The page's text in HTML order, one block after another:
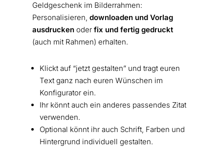
Geldgeschenk im Bilderrahmen:
Personalisieren, downloaden und Vorlag
ausdruckenoder fix und fertig gedruckt
(auch mit Rahmen) erhalten.
Klickt auf “jetzt gestalten” und tragt euren
Text ganz nach euren Wünschen im
Konfigurator ein.
Ihr könnt auch ein anderes passendes Zitat
verwenden.
Optional könnt ihr auch Schrift, Farben und
Hintergrund individuell gestalten.